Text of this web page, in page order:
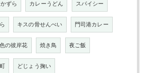
かずら カレーうどん スパイシー
キスの骨せんべい 門司港カレー
の彼岸花 焼き鳥 夜ご飯
どじょう掬い